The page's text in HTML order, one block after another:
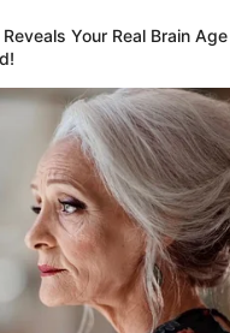
Your Real Brain